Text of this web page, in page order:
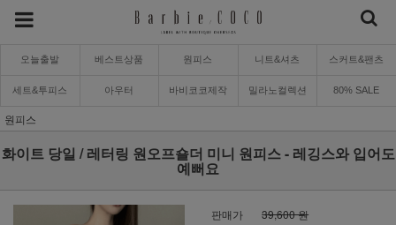
오늘출발 베스트상품 원피스 니트&셔츠 스커트&팬츠
세트&투피스 아우터 바비코코제작 밀라노컬렉션 80% SALE
원피스
화이트 당일 / 레터링 원오프숄더 미니 원피스 - 레깅스와 입어도
예뻐요
판매가 39,600 원